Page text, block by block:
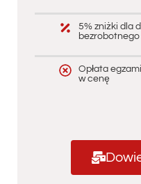
5% zniżki dla
bezrobotnego
Opłata
w cenę